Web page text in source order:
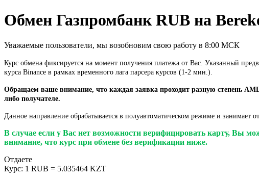
Обмен Газпромбанк RUB на
Уважаемые пользователи, мы возобновим свою работу в 8:00 МСК
Курс обмена фиксируется на момент получения платежа от Вас. Указанный
курса Binance в рамках временного лага парсера курсов (1-2 мин.).
Обращаем ваше внимание, что каждая заявка проходит разную степень
либо получателе.
Данное направление обрабатывается в полуавтоматическом режиме и
В случае если у Вас нет возможности верифицировать карту, Вы
внимание, что курс при обмене без верификации ниже.
Отдаете
Курс: 1 RUB = 5.035464 KZT